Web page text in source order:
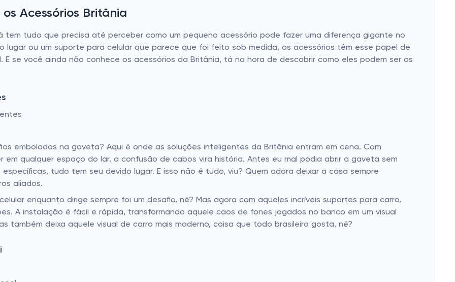
Acessórios Britânia
tem tudo que precisa até perceber como um pequeno acessório pode fazer uma diferença gigante no
lugar ou um suporte para celular que parece que foi feito sob medida, os acessórios têm esse papel de
se você ainda não conhece os acessórios da Britânia, tá na hora de descobrir como eles podem ser os
embolados na gaveta? Aqui é onde as soluções inteligentes da Britânia entram em cena. Com
qualquer espaço do lar, a confusão de cabos vira história. Antes eu mal podia abrir a gaveta sem
tudo tem seu devido lugar. E isso não é tudo, viu? Quem adora deixar a casa sempre
aliados.
enquanto dirige sempre foi um desafio, né? Mas agora com aqueles incríveis suportes para carro,
A instalação é fácil e rápida, transformando aquele caos de fones jogados no banco em um visual
também deixa aquele visual de carro mais moderno, coisa que todo brasileiro gosta, né?